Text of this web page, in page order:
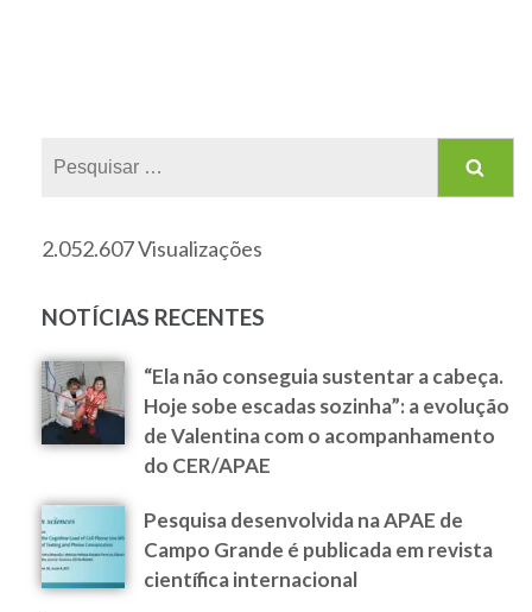
2.052.607 Visualizações
NOTÍCIAS RECENTES
“Ela não conseguia sustentar a cabeça.
Hoje sobe escadas sozinha”: a evolução
de Valentina com o acompanhamento
do CER/APAE
Pesquisa desenvolvida na APAE de
Campo Grande é publicada em revista
científica internacional